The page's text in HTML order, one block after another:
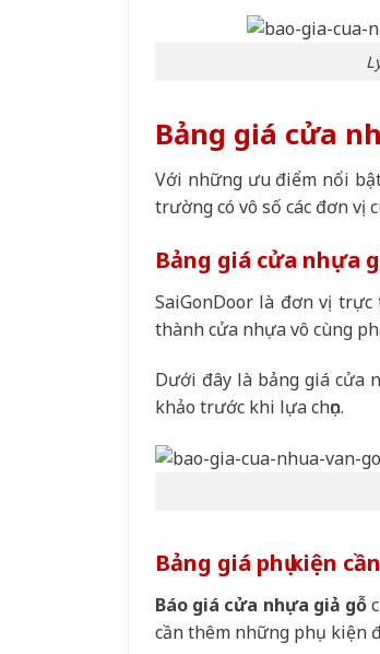
Bảng giá cửa
Với những ưu điểm nổi
trường có vô số các đơn vị
Bảng giá cửa nhựa
SaiGonDoor là đơn vị
thành cửa nhựa vô cùng
Dưới đây là bảng giá cửa
khảo trước khi lựa chọn.
Bảng giá phụ kiện
Báo giá cửa nhựa giả gỗ
cần thêm những phụ kiện